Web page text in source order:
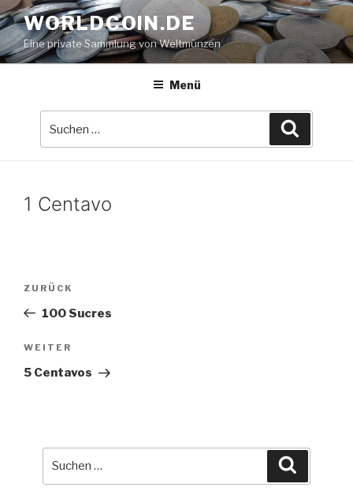
Zum
Inhalt
springen
WORLDCOIN.DE
Eine private Sammlung von Weltmünzen
Menü
1 Centavo
Beitrags-
Vorheriger
Beitrag
ZURÜCK
100 Sucres
Nächster
Beitrag
WEITER
5 Centavos